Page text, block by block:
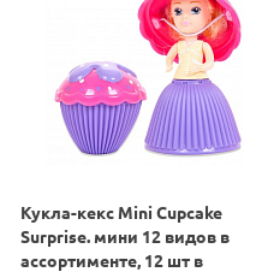
Кукла-кекс Mini Cupcake
Surprise. мини 12 видов в
ассортименте, 12 шт в